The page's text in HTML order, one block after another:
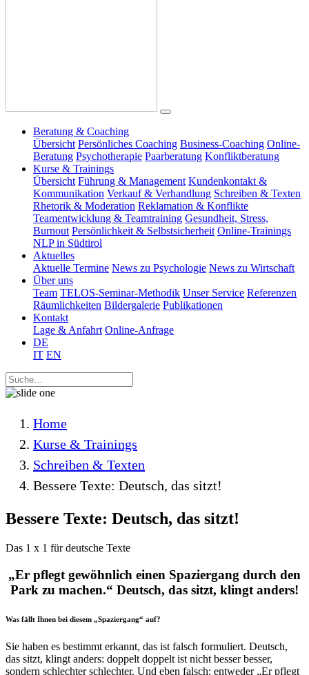
Beratung & Coaching
Übersicht Persönliches Coaching Business-Coaching Online-
Beratung Psychotherapie Paarberatung Konfliktberatung
Kurse & Trainings
Übersicht Führung & Management Kundenkontakt &
Kommunikation Verkauf & Verhandlung Schreiben & Texten
Rhetorik & Moderation Reklamation & Konflikte
Teamentwicklung & Teamtraining Gesundheit, Stress,
Burnout Persönlichkeit & Selbstsicherheit Online-Trainings
NLP in Südtirol
Aktuelles
Aktuelle Termine News zu Psychologie News zu Wirtschaft
Über uns
Team TELOS-Seminar-Methodik Unser Service Referenzen
Räumlichkeiten Bildergalerie Publikationen
Kontakt
Lage & Anfahrt Online-Anfrage
DE
IT EN
Home
Kurse & Trainings
Schreiben & Texten
Bessere Texte: Deutsch, das sitzt!
Bessere Texte: Deutsch, das sitzt!
Das 1 x 1 für deutsche Texte
„Er pflegt gewöhnlich einen Spaziergang durch den
Park zu machen.“ Deutsch, das sitzt, klingt anders!
Was fällt Ihnen bei diesem „Spaziergang“ auf?
Sie haben es bestimmt erkannt, das ist falsch formuliert. Deutsch,
das sitzt, klingt anders: doppelt doppelt ist nicht besser besser,
sondern schlechter schlechter. Und eben falsch: entweder „Er pflegt